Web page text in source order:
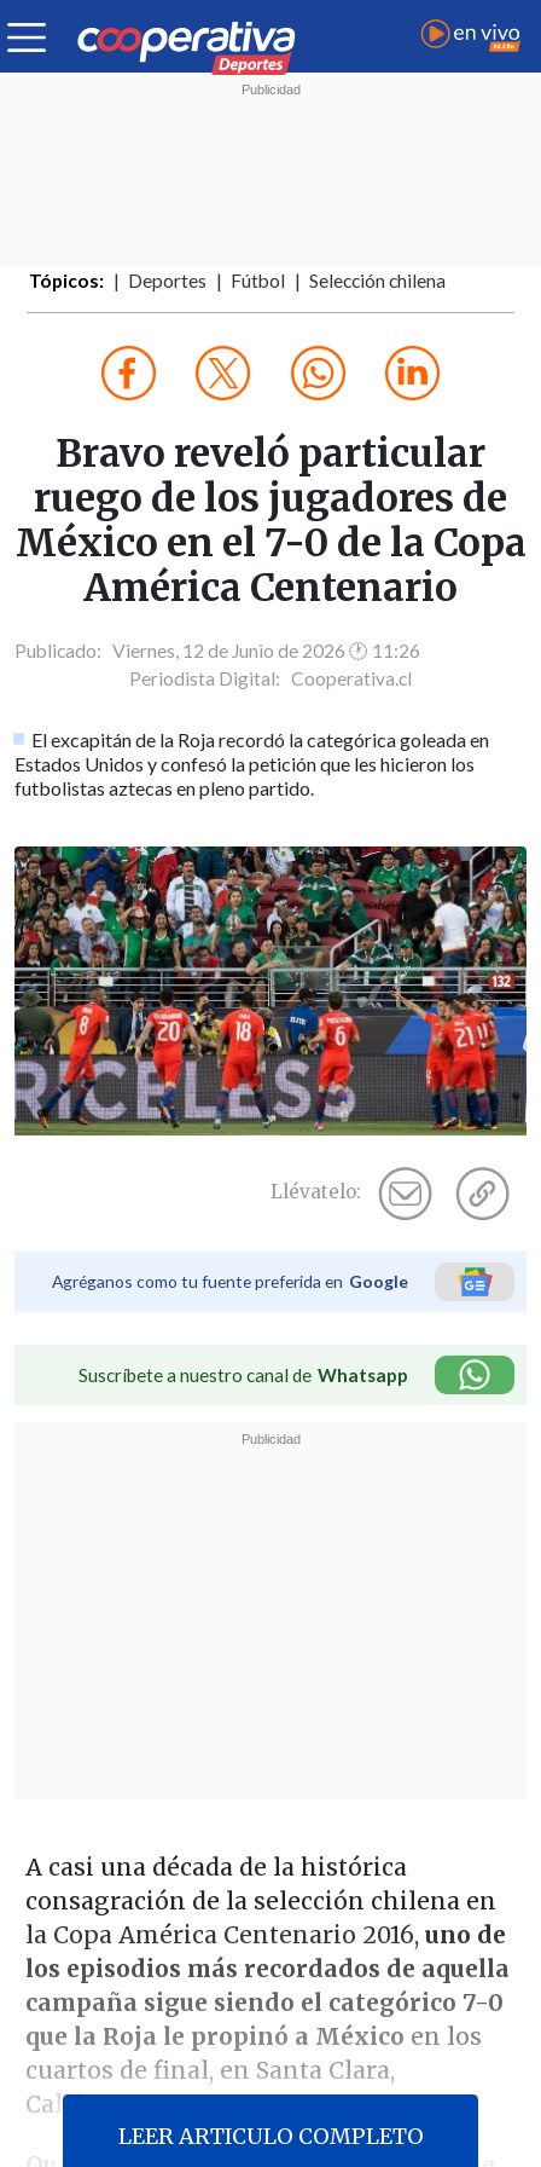
Tópicos: Deportes Fútbol Selección chilena
Bravo reveló particular
ruego de los jugadores de
México en el 7-0 de la Copa
América Centenario
Publicado: Viernes, 12 de Junio de 2026 🕐 11:26
Periodista Digital: Cooperativa.cl
El excapitán de la Roja recordó la categórica goleada en
Estados Unidos y confesó la petición que les hicieron los
futbolistas aztecas en pleno partido.
Llévatelo:
Agréganos como tu fuente preferida en Google
Suscríbete a nuestro canal de Whatsapp
A casi una década de la histórica
consagración de la selección chilena en
la Copa América Centenario 2016, uno de
los episodios más recordados de aquella
campaña sigue siendo el categórico 7-0
que la Roja le propinó a México en los
cuartos de final, en Santa Clara,
California.
LEER ARTICULO COMPLETO